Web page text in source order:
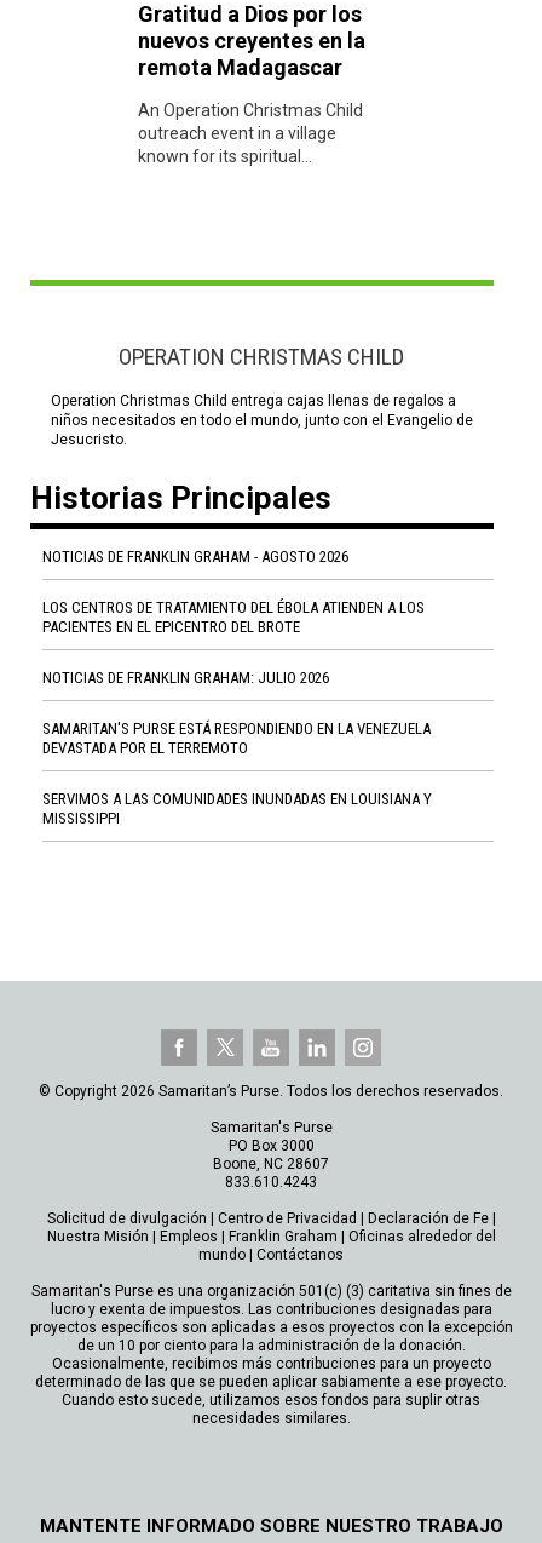
Gratitud a Dios por los
nuevos creyentes en la
remota Madagascar
An Operation Christmas Child
outreach event in a village
known for its spiritual...
OPERATION CHRISTMAS CHILD
Operation Christmas Child entrega cajas llenas de regalos a
niños necesitados en todo el mundo, junto con el Evangelio de
Jesucristo.
Historias Principales
NOTICIAS DE FRANKLIN GRAHAM - AGOSTO 2026
LOS CENTROS DE TRATAMIENTO DEL ÉBOLA ATIENDEN A LOS
PACIENTES EN EL EPICENTRO DEL BROTE
NOTICIAS DE FRANKLIN GRAHAM: JULIO 2026
SAMARITAN'S PURSE ESTÁ RESPONDIENDO EN LA VENEZUELA
DEVASTADA POR EL TERREMOTO
SERVIMOS A LAS COMUNIDADES INUNDADAS EN LOUISIANA Y
MISSISSIPPI
© Copyright 2026 Samaritan’s Purse. Todos los derechos reservados.
Samaritan's Purse
PO Box 3000
Boone, NC 28607
833.610.4243
Solicitud de divulgación | Centro de Privacidad | Declaración de Fe|
Nuestra Misión | Empleos | Franklin Graham | Oficinas alrededor del
mundo | Contáctanos
Samaritan's Purse es una organización 501(c) (3) caritativa sin fines de
lucro y exenta de impuestos. Las contribuciones designadas para
proyectos específicos son aplicadas a esos proyectos con la excepción
de un 10 por ciento para la administración de la donación.
Ocasionalmente, recibimos más contribuciones para un proyecto
determinado de las que se pueden aplicar sabiamente a ese proyecto.
Cuando esto sucede, utilizamos esos fondos para suplir otras
necesidades similares.
MANTENTE INFORMADO SOBRE NUESTRO TRABAJO